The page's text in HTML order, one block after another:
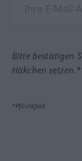
Bitte bestätigen
Häkchen setzen.*
*Pflichtfeld